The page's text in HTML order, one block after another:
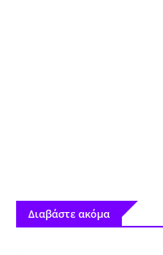
Διαβάστε ακόμα